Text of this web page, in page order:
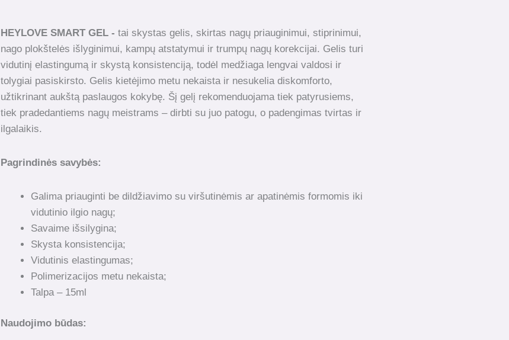
HEYLOVE SMART GEL - tai skystas gelis, skirtas nagų priauginimui, stiprinimui,
nago plokštelės išlyginimui, kampų atstatymui ir trumpų nagų korekcijai. Gelis turi
vidutinį elastingumą ir skystą konsistenciją, todėl medžiaga lengvai valdosi ir
tolygiai pasiskirsto. Gelis kietėjimo metu nekaista ir nesukelia diskomforto,
užtikrinant aukštą paslaugos kokybę. Šį gelį rekomenduojama tiek patyrusiems,
tiek pradedantiems nagų meistrams – dirbti su juo patogu, o padengimas tvirtas ir
ilgalaikis.
Pagrindinės savybės:
Galima priauginti be dildžiavimo su viršutinėmis ar apatinėmis formomis iki
vidutinio ilgio nagų;
Savaime išsilygina;
Skysta konsistencija;
Vidutinis elastingumas;
Polimerizacijos metu nekaista;
Talpa – 15ml
Naudojimo būdas: